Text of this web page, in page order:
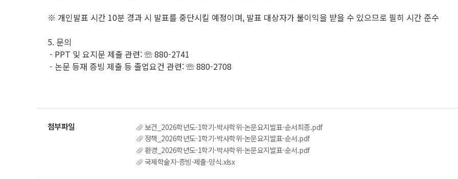
※ 개인발표 시간 10분 경과 시 발표를 중단시킬 예정이며, 발표 대상자가 불이익을 받을 수 있으므로 필히 시간 준수
5. 문의
- PPT 및 요지문 제출 관련: ☏ 880-2741
- 논문 등재 증빙 제출 등 졸업요건 관련: ☏ 880-2708
보건_2026학년도-1학기-박사학위-논문요지발표-순서최종.pdf
정책_2026학년도-1학기-박사학위-논문요지발표-순서.pdf
환경_2026학년도-1학기-박사학위-논문요지발표-순서.pdf
국제학술지-증빙-제출-양식.xlsx